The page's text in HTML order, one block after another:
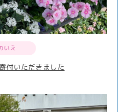
いえ
付いただきました